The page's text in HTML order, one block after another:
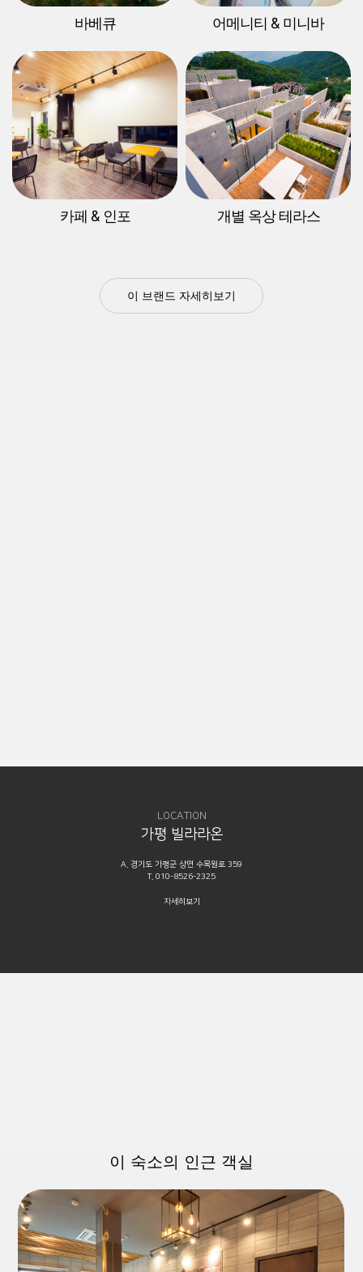
바베큐 어메니티 & 미니바
카페 & 인포 개별 옥상 테라스
이 브랜드 자세히보기
LOCATION
가평 빌라라온
A. 경기도 가평군 상면 수목원로 359
T. 010-8526-2325
자세히보기
이 숙소의 인근 객실